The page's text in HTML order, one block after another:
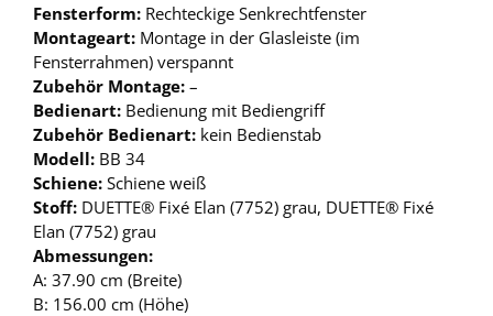
Fensterform: Rechteckige Senkrechtfenster
Montageart: Montage in der Glasleiste (im
Fensterrahmen) verspannt
Zubehör Montage: –
Bedienart: Bedienung mit Bediengriff
Zubehör Bedienart: kein Bedienstab
Modell: BB 34
Schiene: Schiene weiß
Stoff: DUETTE® Fixé Elan (7752) grau, DUETTE® Fixé
Elan (7752) grau
Abmessungen:
A: 37.90 cm (Breite)
B: 156.00 cm (Höhe)